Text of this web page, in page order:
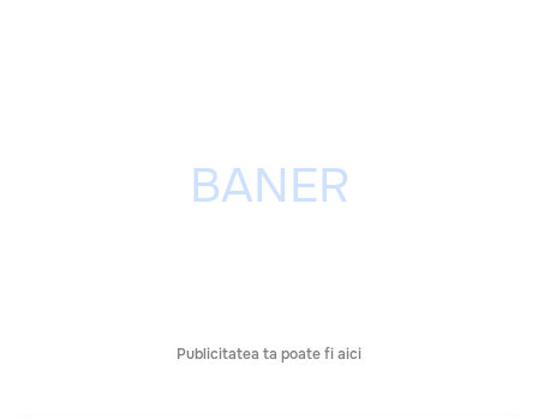
Publicitatea ta poate fi aici